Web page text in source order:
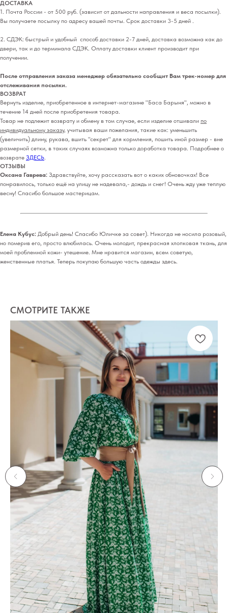
ДОСТАВКА
1. Почта России - от 500 руб. (зависит от дальности направления и веса посылки).
Вы получаете посылку по адресу вашей почты. Срок доставки 3-5 дней .
2. СДЭК: быстрый и удобный способ доставки 2-7 дней, доставка возможна как до
двери, так и до терминала СДЭК. Оплату доставки клиент производит при
получении.
После отправления заказа менеджер обязательно сообщит Вам трек-номер для
отслеживания посылки.
ВОЗВРАТ
Вернуть изделие, приобретенное в интернет-магазине "Баса Барыня", можно в
течение 14 дней после приобретения товара.
Товар не подлежит возврату и обмену в том случае, если изделие отшивали по
индивидуальному заказу, учитывая ваши пожелания, такие как: уменьшить
(увеличить) длину, рукава, вшить "секрет" для кормления, пошить иной размер - вне
размерной сетки, в таких случаях возможна только доработка товара. Подробнее о
возврате ЗДЕСЬ.
ОТЗЫВЫ
Оксана Гаврева: Здравствуйте, хочу рассказать вот о каких обновочках! Все
понравилось, только ещё на улицу не надевала,- дождь и снег! Очень жду уже теплую
весну! Спасибо большое мастерицам.
Елена Кубус: Добрый день! Спасибо Юличке за совет). Никогда не носила розовый,
но померив его, просто влюбилась. Очень молодит, прекрасная хлопковая ткань, для
моей проблемной кожи- утешение. Мне нравится магазин, всем советую,
женственные платья. Теперь покупаю большую часть одежды здесь.
СМОТРИТЕ ТАКЖЕ